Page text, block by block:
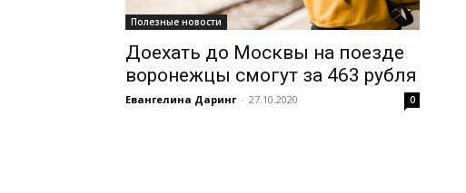
Полезные новости
Доехать до Москвы на поезде
воронежцы смогут за 463 рубля
Евангелина Даринг - 27.10.2020 0